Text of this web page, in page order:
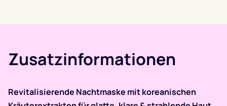
Zusatzinformationen
Revitalisierende Nachtmaske mit koreanischen